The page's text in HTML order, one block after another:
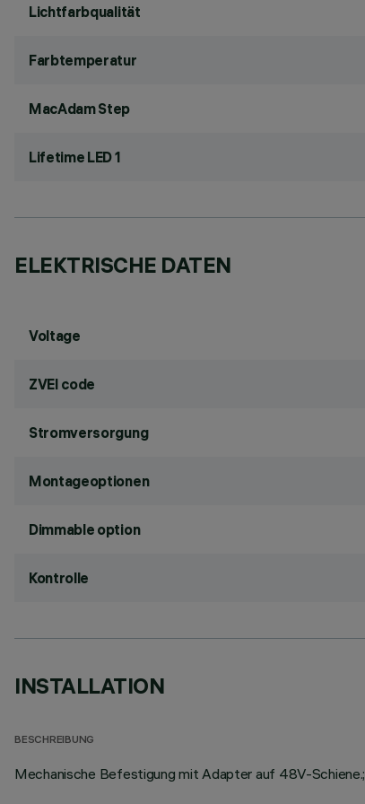
Lichtfarbqualität
Farbtemperatur
MacAdam Step
Lifetime LED 1
ELEKTRISCHE DATEN
Voltage
ZVEI code
Stromversorgung
Montageoptionen
Dimmable option
Kontrolle
INSTALLATION
BESCHREIBUNG
Mechanische Befestigung mit Adapter auf 48V-Schiene.;